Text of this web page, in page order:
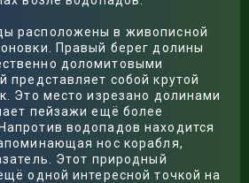
расположены в живописной
Правый берег долины
доломитовыми
представляет собой крутой
Это место изрезано долинами
пейзажи ещё более
водопадов находится
нос корабля,
Этот природный
одной интересной точкой на